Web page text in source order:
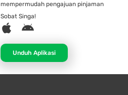
mempermudah pengajuan pinjaman
Sobat Singa!
A
p
l
e
A
d
r
o
Unduh Aplikasi